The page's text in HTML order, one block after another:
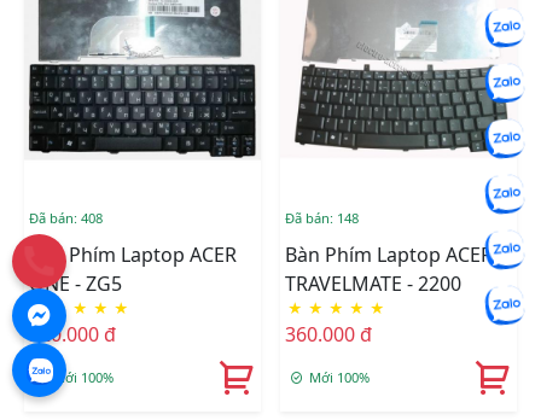
Đã bán: 408
Bàn Phím Laptop ACER
ONE - ZG5
★ ★ ★ ★ ★
320.000 đ
Mới 100%
Đã bán: 148
Bàn Phím Laptop ACER
TRAVELMATE - 2200
★ ★ ★ ★ ★
360.000 đ
Mới 100%